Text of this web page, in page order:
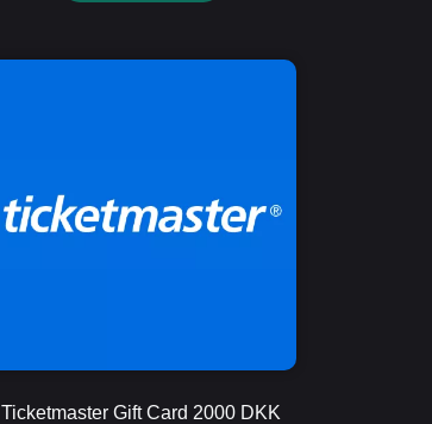
Ticketmaster Gift Card 2000 DKK